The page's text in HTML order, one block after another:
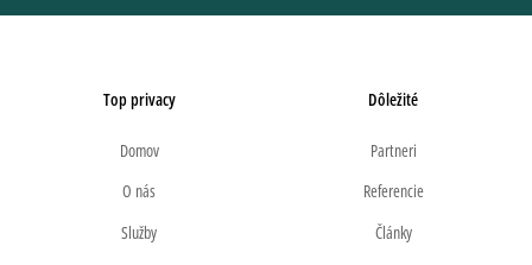
Top privacy
Domov
O nás
Služby
Dôležité
Partneri
Referencie
Články